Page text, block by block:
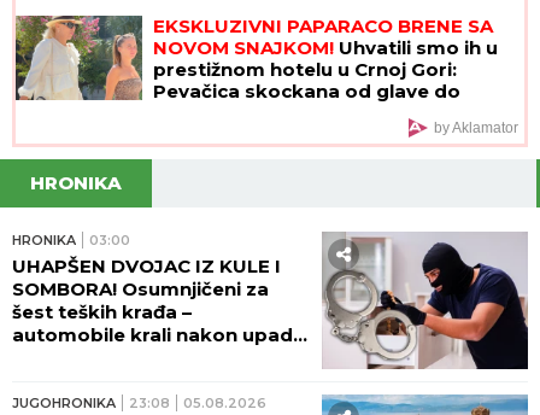
EKSKLUZIVNI PAPARACO BRENE SA
NOVOM SNAJKOM! Uhvatili smo ih u
prestižnom hotelu u Crnoj Gori:
Pevačica skockana od glave do
by Aklamator
HRONIKA
HRONIKA 03:00
UHAPŠEN DVOJAC IZ KULE I
SOMBORA! Osumnjičeni za
šest teških krađa –
automobile krali nakon upada
JUGOHRONIKA 23:08 05.08.2026